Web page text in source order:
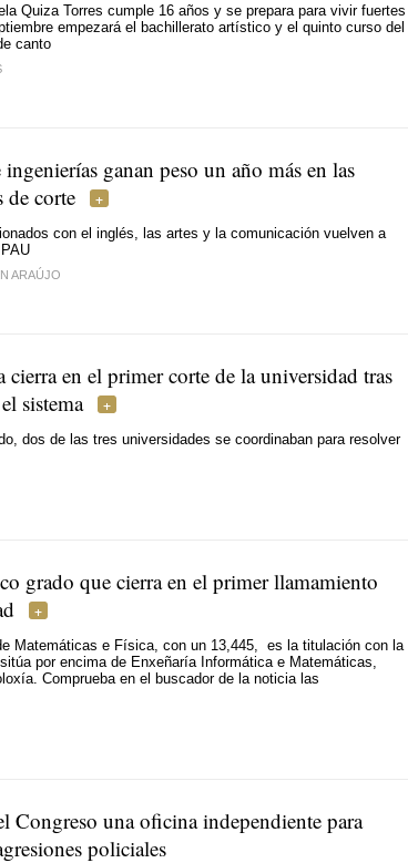
Quiza Torres cumple 16 años y se prepara para vivir fuertes
empezará el bachillerato artístico y el quinto curso del
canto
ganan peso un año más en las
de corte
con el inglés, las artes y la comunicación vuelven a
ARAÚJO
en el primer corte de la universidad tras
sistema
dos de las tres universidades se coordinaban para resolver
grado que cierra en el primer llamamiento
Matemáticas e Física, con un 13,445, es la titulación con la
por encima de Enxeñaría Informática e Matemáticas,
Comprueba en el buscador de la noticia las
Congreso una oficina independiente para
policiales